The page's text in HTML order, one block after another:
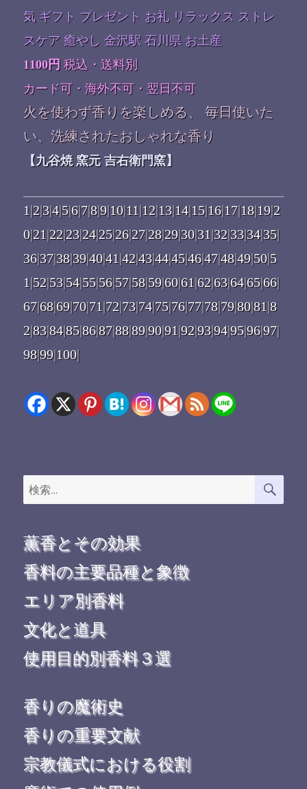
気 ギフト プレゼント お礼 リラックス ストレ
スケア 癒やし 金沢駅 石川県 お土産
1100円 税込・送料別
カード可・海外不可・翌日不可
火を使わず香りを楽しめる、 毎日使いた
い、洗練されたおしゃれな香り
【九谷焼 窯元 吉右衛門窯】
1|2|3|4|5|6|7|8|9|10|11|12|13|14|15|16|17|18|19|2
0|21|22|23|24|25|26|27|28|29|30|31|32|33|34|35|
36|37|38|39|40|41|42|43|44|45|46|47|48|49|50|5
1|52|53|54|55|56|57|58|59|60|61|62|63|64|65|66|
67|68|69|70|71|72|73|74|75|76|77|78|79|80|81|8
2|83|84|85|86|87|88|89|90|91|92|93|94|95|96|97|
98|99|100|
検
索:
検
薫香とその効果
香料の主要品種と象徴
エリア別香料
文化と道具
使用目的別香料３選
香りの魔術史
香りの重要文献
宗教儀式における役割